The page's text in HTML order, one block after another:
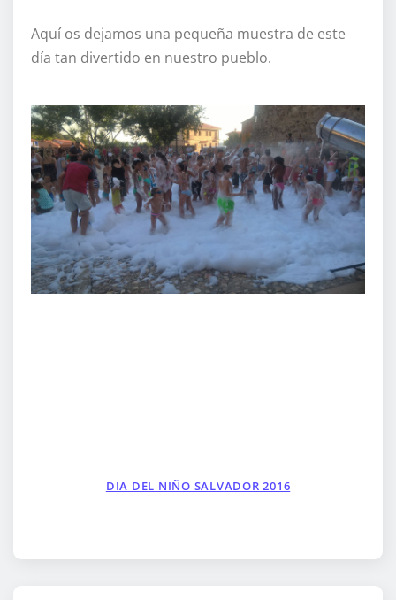
Aquí os dejamos una pequeña muestra de este
día tan divertido en nuestro pueblo.
DIA DEL NIÑO SALVADOR 2016